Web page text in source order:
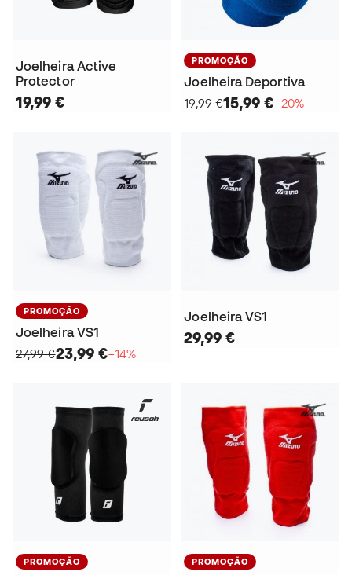
Joelheira Active
Protector
19,99 €
PROMOÇÃO
Joelheira Deportiva
19,99 €15,99 €−20%
PROMOÇÃO
Joelheira VS1
27,99 €23,99 €−14%
Joelheira VS1
29,99 €
PROMOÇÃO PROMOÇÃO